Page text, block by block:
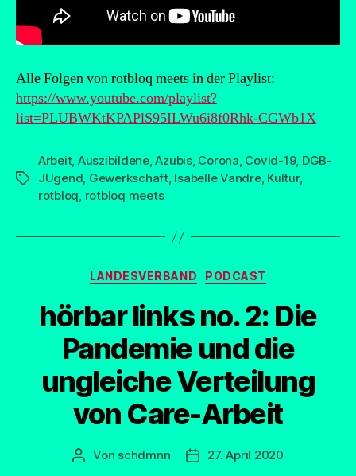
Alle Folgen von rotbloq meets in der Playlist:
https://www.youtube.com/playlist?
list=PLUBWKtKPAPlS95ILWu6i8f0Rhk-CGWb1X
Schlagwörter
Arbeit, Auszibildene,Azubis, Corona, Covid-19, DGB-
JUgend, Gewerkschaft, Isabelle Vandre, Kultur,
rotbloq, rotbloq meets
Kategorien
LANDESVERBAND PODCAST
hörbar links no. 2: Die
Pandemie und die
ungleiche Verteilung
von Care-Arbeit
Beitragsautor
Von schdmnn Beitragsdatum
27. April 2020